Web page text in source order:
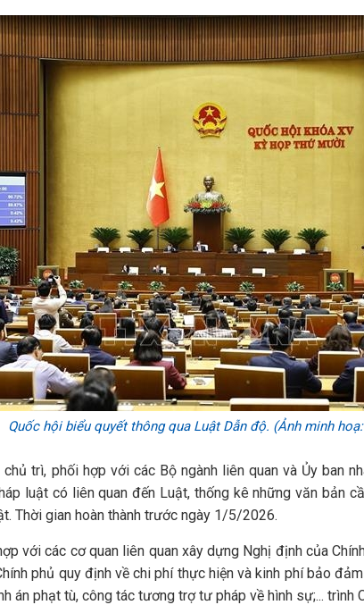
Quốc hội biểu quyết thông qua Luật Dẫn độ. (Ảnh minh
trì, phối hợp với các Bộ ngành liên quan và Ủy ban
luật có liên quan đến Luật, thống kê những văn bản
Thời gian hoàn thành trước ngày 1/5/2026.
với các cơ quan liên quan xây dựng Nghị định của
phủ quy định về chi phí thực hiện và kinh phí bảo
án phạt tù, công tác tương trợ tư pháp về hình sự;...